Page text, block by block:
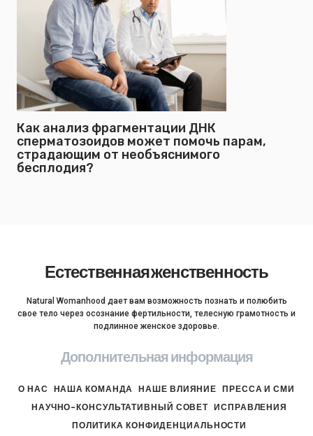
Как анализ фрагментации ДНК
сперматозоидов может помочь парам,
страдающим от необъяснимого
бесплодия?
Естественная женственность
Natural Womanhood дает вам возможность познать и полюбить
свое тело через осознание фертильности, телесную грамотность и
подлинное женское здоровье.
Дополнительная информация
О НАС НАША КОМАНДА НАШЕ ВЛИЯНИЕ
ПРЕССА И СМИ
НАУЧНО-КОНСУЛЬТАТИВНЫЙ СОВЕТ ИСПРАВЛЕНИЯ
ПОЛИТИКА КОНФИДЕНЦИАЛЬНОСТИ